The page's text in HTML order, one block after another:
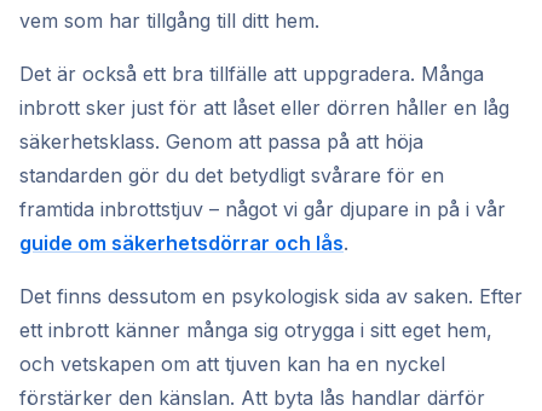
vem som har tillgång till ditt hem.
Det är också ett bra tillfälle att uppgradera. Många
inbrott sker just för att låset eller dörren håller en låg
säkerhetsklass. Genom att passa på att höja
standarden gör du det betydligt svårare för en
framtida inbrottstjuv – något vi går djupare in på i vår
guide om säkerhetsdörrar och lås.
Det finns dessutom en psykologisk sida av saken. Efter
ett inbrott känner många sig otrygga i sitt eget hem,
och vetskapen om att tjuven kan ha en nyckel
förstärker den känslan. Att byta lås handlar därför